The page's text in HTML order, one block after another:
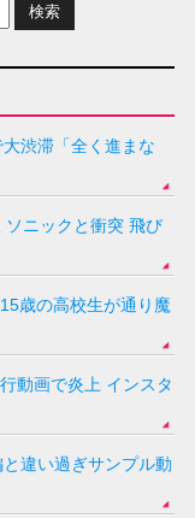
渋滞「全く進まな
ソニックと衝突 飛び
歳の高校生が通り魔
動画で炎上 インスタ
違い過ぎサンプル動